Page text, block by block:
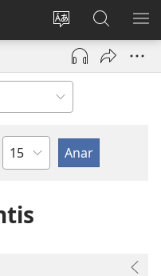
Canviar
l'idioma
Iniciar
sessió
una
Busca
a
JW.ORG
Capítol